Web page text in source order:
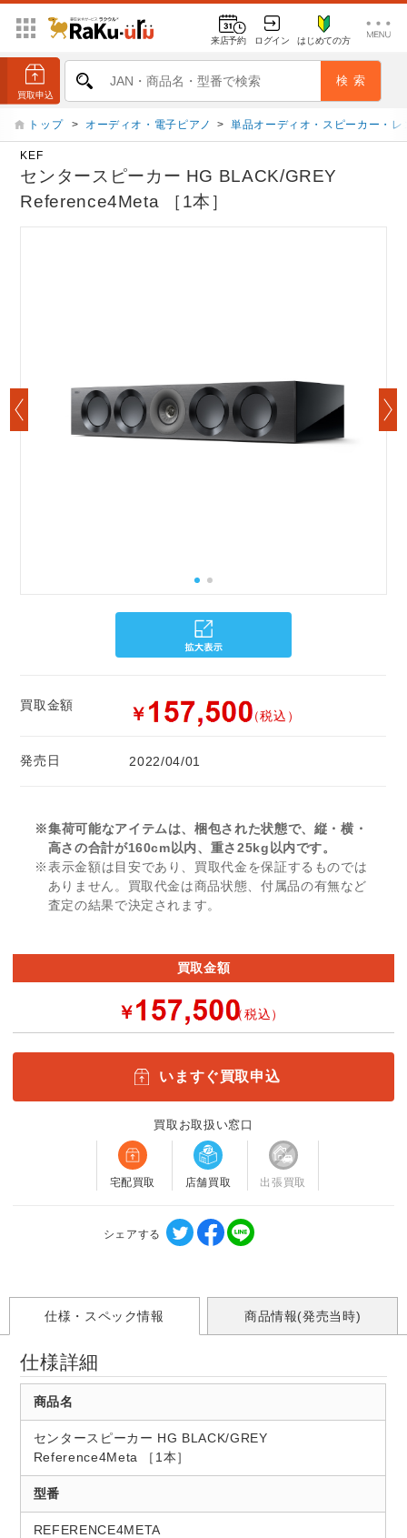
来店予約 ログイン はじめての方
トップ > オーディオ・電子ピアノ > 単品オーディオ・スピーカー・レ
KEF
センタースピーカー HG BLACK/GREY
Reference4Meta ［1本］
買取金額 ￥ （税込）
発売日 2022/04/01
※集荷可能なアイテムは、梱包された状態で、縦・横・
高さの合計が160cm以内、重さ25kg以内です。
※表示金額は目安であり、買取代金を保証するものでは
ありません。買取代金は商品状態、付属品の有無など
査定の結果で決定されます。
買取金額
￥ （税込）
いますぐ買取申込
買取お取扱い窓口
宅配買取 店舗買取 出張買取
シェアする
仕様・スペック情報 商品情報(発売当時)
仕様詳細
商品名
センタースピーカー HG BLACK/GREY
Reference4Meta ［1本］
型番
REFERENCE4META